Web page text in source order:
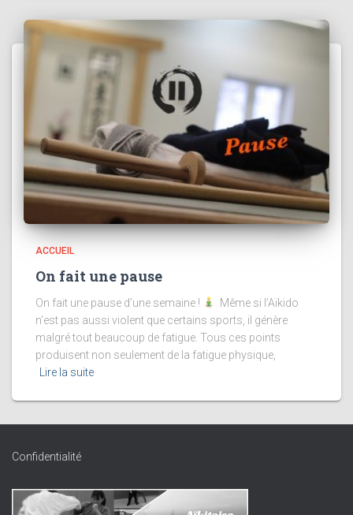
ACCUEIL
On fait une pause
On fait une pause d’une semaine !
Même si l’Aïkido
n’est pas aussi violent que certains sports, il génère
malgré tout beaucoup de fatigue. Tous ces points
produisent non seulement de la fatigue physique,
Lire la suite
Confidentialité